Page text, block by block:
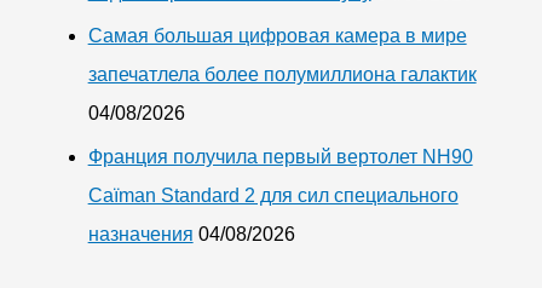
Самая большая цифровая камера в мире
запечатлела более полумиллиона галактик
04/08/2026
Франция получила первый вертолет NH90
Caïman Standard 2 для сил специального
назначения 04/08/2026